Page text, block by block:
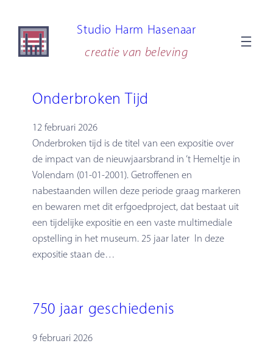
naar
inhoud
Studio Harm Hasenaar
creatie van beleving
Onderbroken Tijd
12 februari 2026
Onderbroken tijd is de titel van een expositie over
de impact van de nieuwjaarsbrand in ‘t Hemeltje in
Volendam (01-01-2001). Getroffenen en
nabestaanden willen deze periode graag markeren
en bewaren met dit erfgoedproject, dat bestaat uit
een tijdelijke expositie en een vaste multimediale
opstelling in het museum. 25 jaar later In deze
expositie staan de…
750 jaar geschiedenis
9 februari 2026